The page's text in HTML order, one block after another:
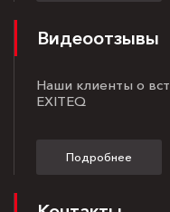
Видеоотзывы
Наши клиенты о
EXITEQ
Подробнее